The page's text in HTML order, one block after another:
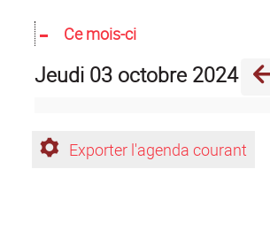
Ce mois-ci
jeudi 03 octobre 2024
Exporter l'agenda courant